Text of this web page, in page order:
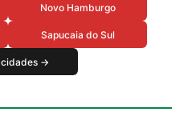
Novo Hamburgo
Sapucaia do Sul
cidades →